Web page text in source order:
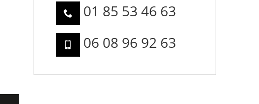
01 85 53 46 63
06 08 96 92 63